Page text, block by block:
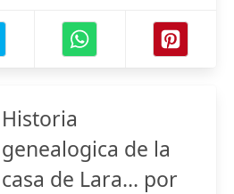
Historia
genealogica de la
casa de Lara... por